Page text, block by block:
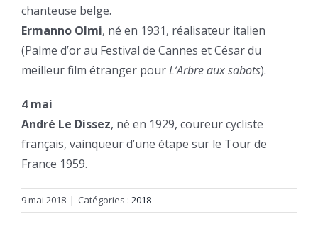
chanteuse belge.
Ermanno Olmi, né en 1931, réalisateur italien
(Palme d’or au Festival de Cannes et César du
meilleur film étranger pourL’Arbre aux sabots).
4 mai
André Le Dissez, né en 1929, coureur cycliste
français, vainqueur d’une étape sur le Tour de
France 1959.
9 mai 2018 | Catégories : 2018